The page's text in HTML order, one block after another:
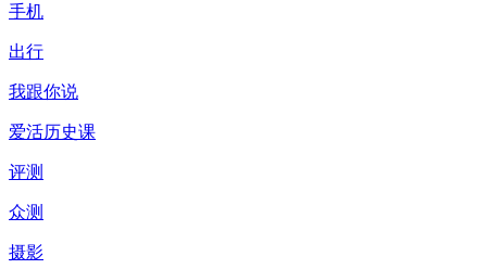
手机
出行
我跟你说
爱活历史课
评测
众测
摄影